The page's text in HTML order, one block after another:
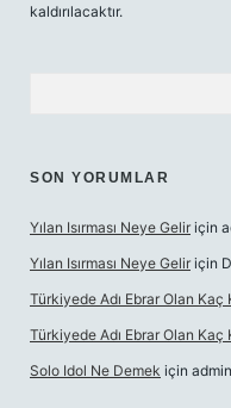
kaldırılacaktır.
SON YORUMLAR
Yılan Isırması Neye Gelir için
Yılan Isırması Neye Gelir için
Türkiyede Adı Ebrar Olan Kaç
Türkiyede Adı Ebrar Olan Kaç
Solo Idol Ne Demek için admin